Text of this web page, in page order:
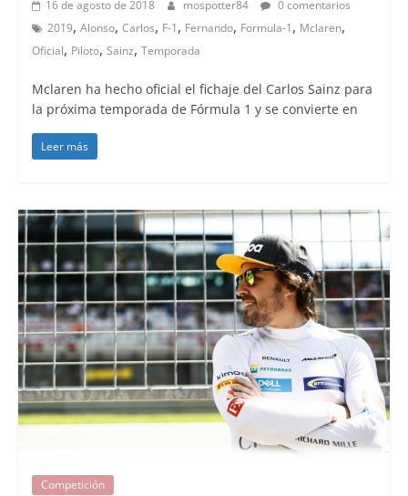
16 de agosto de 2018 mospotter84
0 comentarios
2019, Alonso, Carlos, F-1, Fernando, Formula-1, Mclaren,
Oficial, Piloto, Sainz, Temporada
Mclaren ha hecho oficial el fichaje del Carlos Sainz para
la próxima temporada de Fórmula 1 y se convierte en
Leer más
Competición